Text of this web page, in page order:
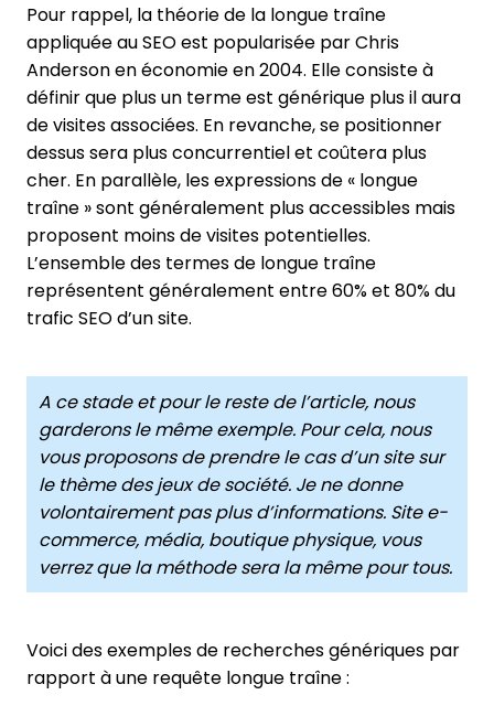
Pour rappel, la théorie de la longue traîne
appliquée au SEO est popularisée par Chris
Anderson en économie en 2004. Elle consiste à
définir que plus un terme est générique plus il aura
de visites associées. En revanche, se positionner
dessus sera plus concurrentiel et coûtera plus
cher. En parallèle, les expressions de « longue
traîne » sont généralement plus accessibles mais
proposent moins de visites potentielles.
L’ensemble des termes de longue traîne
représentent généralement entre 60% et 80% du
trafic SEO d’un site.
A ce stade et pour le reste de l’article, nous
garderons le même exemple. Pour cela, nous
vous proposons de prendre le cas d’un site sur
le thème des jeux de société. Je ne donne
volontairement pas plus d’informations. Site e-
commerce, média, boutique physique, vous
verrez que la méthode sera la même pour tous.
Voici des exemples de recherches génériques par
rapport à une requête longue traîne :